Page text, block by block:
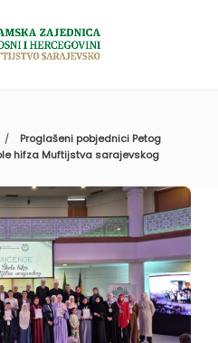
Proglašeni pobjednici Petog
hifza Muftijstva sarajevskog